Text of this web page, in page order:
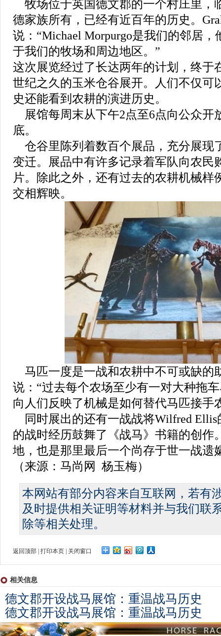
牧场位于英国德文郡的一个村庄里，
德家族所有，已经有近百年的历史。
说：“Michael Morpurgo是我们的邻居
于我们的牧场和周边地区。”
这次展览经过了长达两年的计划，终于
世纪之久的玉米仓谷展开。人们不仅可
史还能看到农耕的演进历史。
展馆每周末从下午2点至6点向公众开
底。
仓谷里陈列着数百个展品，充分展现
变迁。展品中有许多记录着军队向农民
片。除此之外，还有过去的农耕机械样
交相辉映。
马匹一度是一战和农耕中不可或缺的
说：“过去每个农场至少有一对大种拖
向人们反映了机械是如何替代马匹接手
同时展出的还有一战战将Wilfred Ellis
的战时经历鼓舞了《战马》书籍的创作
地，也是那里最后一个尚存于世一战遗
（来源：马尚网 杨玉梅）
本网站有部分内容来自互联网，若有
及时提供相关证明等材料并与我们联
除等相关处理。
返回顶部 打印本页 关闭窗口
相关信息
德文郡开设战马展馆：重温战马历史
德文郡开设战马展馆：重温战马历史